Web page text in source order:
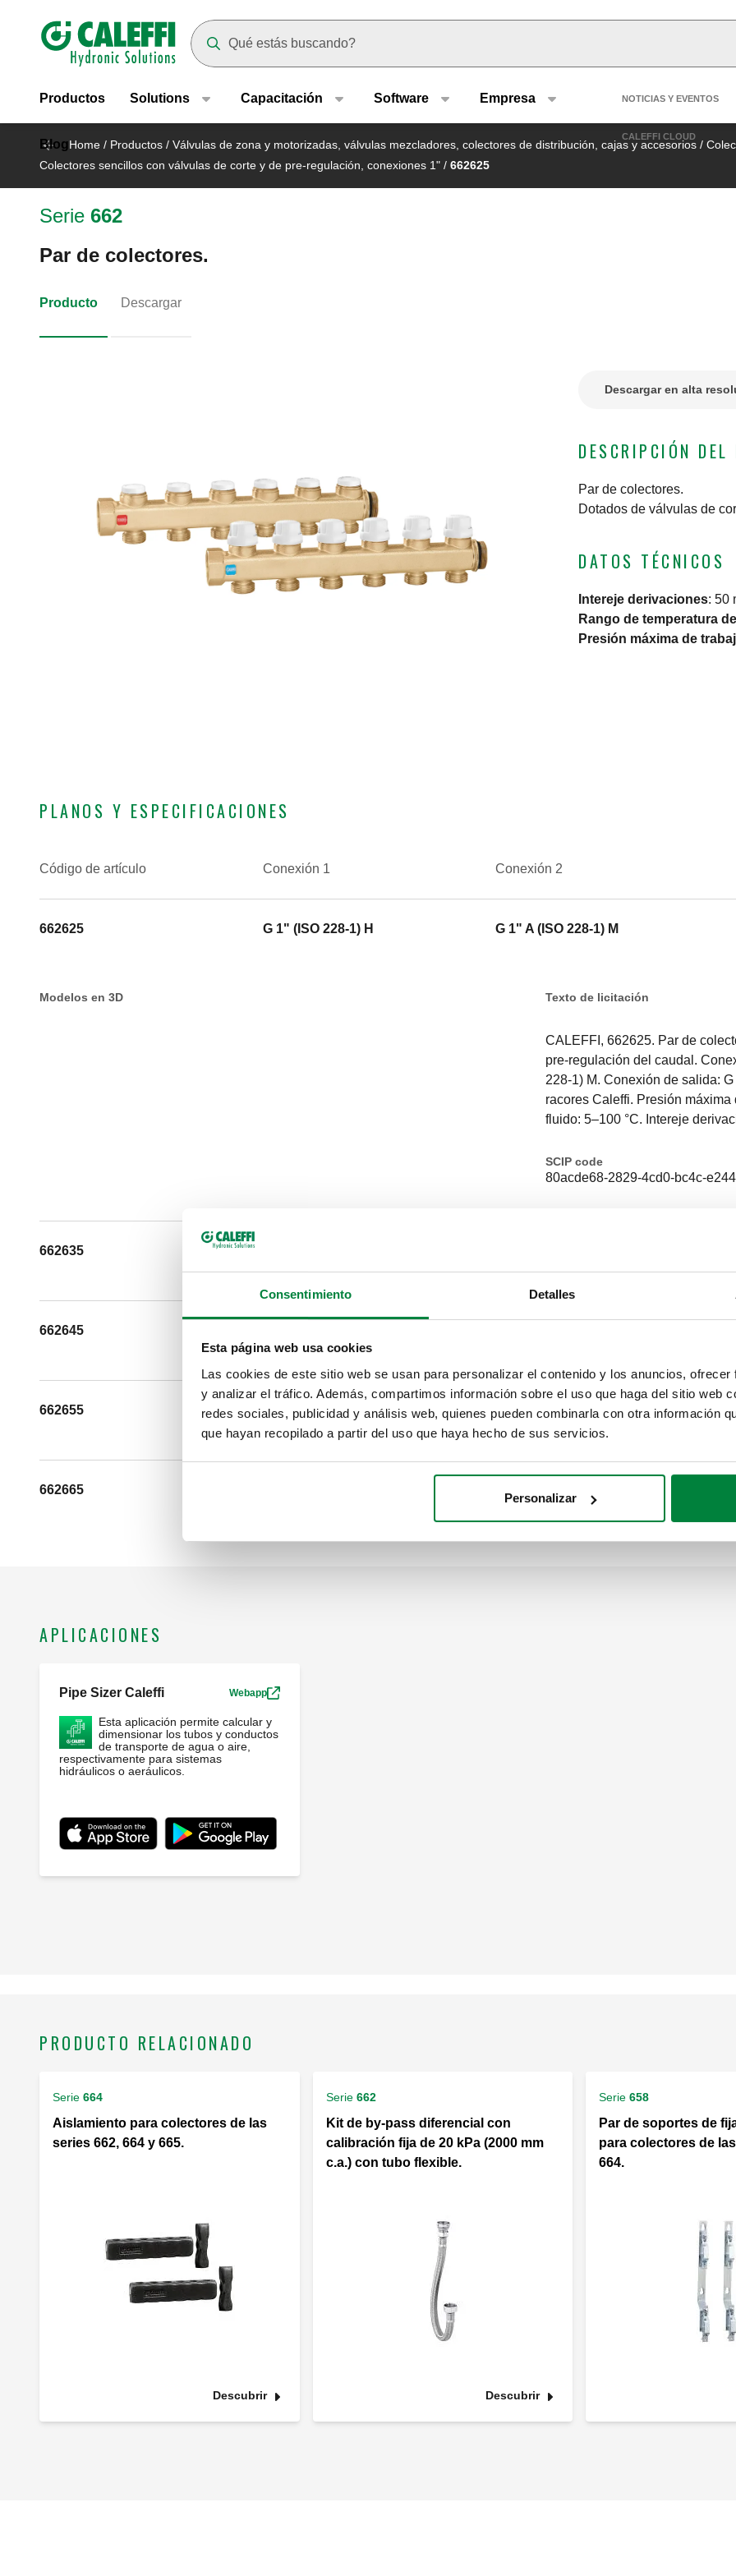
Consentimiento Detalles
Esta página web usa cookies
Las cookies de este sitio web se usan para personalizar el contenido y los anuncios,
y analizar el tráfico. Además, compartimos información sobre el uso que haga del sitio web
redes sociales, publicidad y análisis web, quienes pueden combinarla con otra información
que hayan recopilado a partir del uso que haya hecho de sus servicios.
Personalizar
Header main navigation
Productos Solutions Capacitación Software Empresa
Blog
Header
NOTICIAS Y EVENTOS
CALEFFI CLOUD
Home / Productos / Válvulas de zona y motorizadas, válvulas mezcladores, colectores de distribución, cajas y accesorios /
Colectores sencillos con válvulas de corte y de pre-regulación, conexiones 1" / 662625
Serie 662
Par de colectores.
Producto Descargar
Descargar en alta
DESCRIPCIÓN DEL
Par de colectores.
Dotados de válvulas de
DATOS TÉCNICOS
Intereje derivaciones: 50
Rango de temperatura
Presión máxima de
PLANOS Y ESPECIFICACIONES
Código de artículo Conexión 1 Conexión 2
662625 G 1" (ISO 228-1) H G 1" A (ISO 228-1) M
Modelos en 3D Texto de licitación
CALEFFI, 662625. Par de
pre-regulación del caudal.
228-1) M. Conexión de salida:
racores Caleffi. Presión máxima
fluido: 5–100 °C. Intereje
SCIP code
80acde68-2829-4cd0-bc4c-
662635
662645
662655 G 1" (ISO 228-1) H G 1" A (ISO 228-1) M
662665
APLICACIONES
Pipe Sizer Caleffi Webapp
Esta aplicación permite calcular y
dimensionar los tubos y conductos
de transporte de agua o aire,
respectivamente para sistemas
hidráulicos o aeráulicos.
PRODUCTO RELACIONADO
Serie 664
Aislamiento para colectores de las
series 662, 664 y 665.
Descubrir
Serie 662
Kit de by-pass diferencial con
calibración fija de 20 kPa (2000 mm
c.a.) con tubo flexible.
Descubrir
Serie 658
Par de soportes de
para colectores de
664.